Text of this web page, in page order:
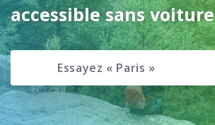
accessible sans voiture